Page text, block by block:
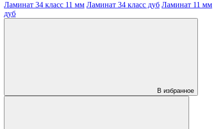
Ламинат 34 класс 11 мм Ламинат 34 класс дуб Ламинат 11 мм
дуб
В избранное